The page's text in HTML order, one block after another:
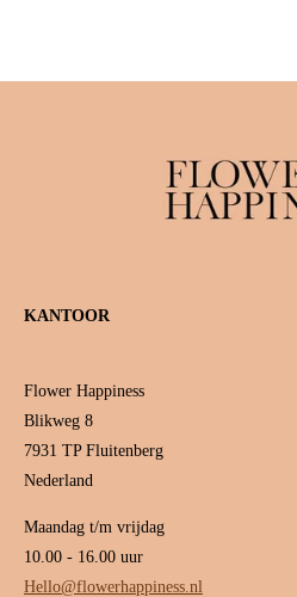
KANTOOR
Flower Happiness
Blikweg 8
7931 TP Fluitenberg
Nederland
Maandag t/m vrijdag
10.00 - 16.00 uur
Hello@flowerhappiness.nl